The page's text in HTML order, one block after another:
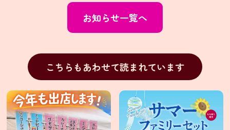
材
卸
販
お知らせ一覧へ
こちらもあわせて読まれています